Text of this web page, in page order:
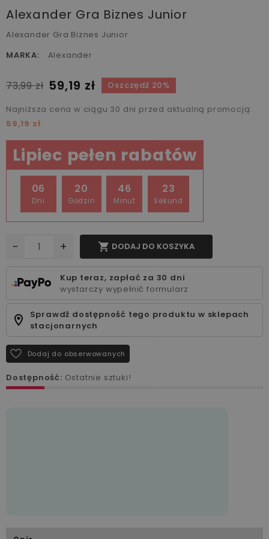
Alexander Gra Biznes Junior
Alexander Gra Biznes Junior
MARKA:
Alexander
73,99 zł 59,19 zł Oszczędź 20%
Najniższa cena w ciągu 30 dni przed aktualną promocją:
59,19 zł
Lipiec pełen rabatów
06
Dni
20
Godzin
46
Minut
22
Sekund
- +  DODAJ DO KOSZYKA
Kup teraz, zapłać za 30 dni
wystarczy wypełnić formularz
Sprawdź dostępność tego produktu w sklepach
stacjonarnych
Dodaj do obserwowanych
Dostępność: Ostatnie sztuki!